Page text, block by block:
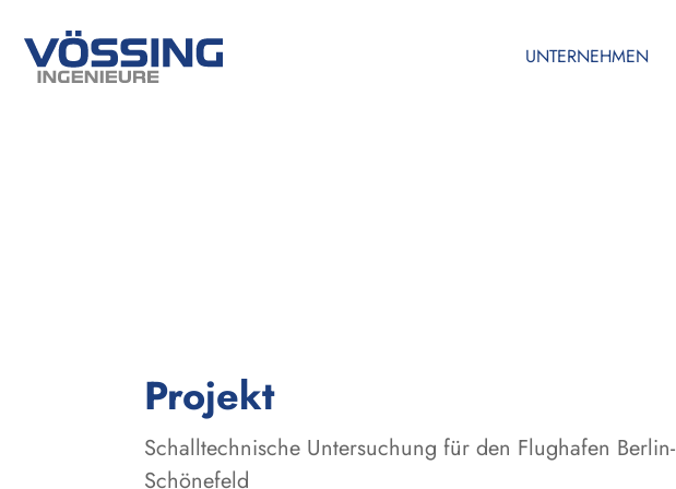
UNTERNEHMEN
Projekt
Schalltechnische Untersuchung für den Flughafen Berlin-
Schönefeld